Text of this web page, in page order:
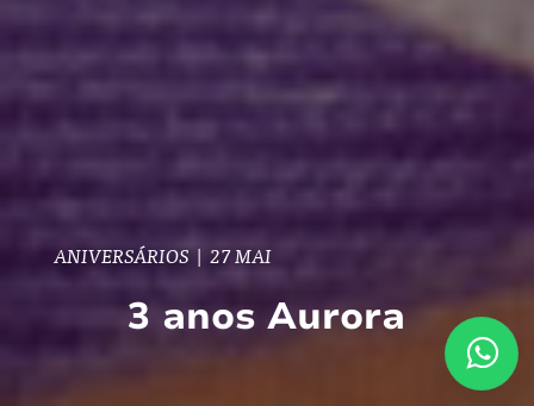
ANIVERSÁRIOS| 27 MAI
3 anos Aurora